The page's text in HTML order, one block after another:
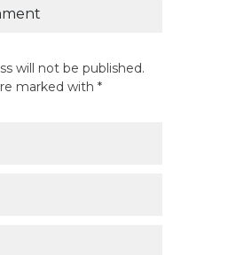
will not be published.
marked with *